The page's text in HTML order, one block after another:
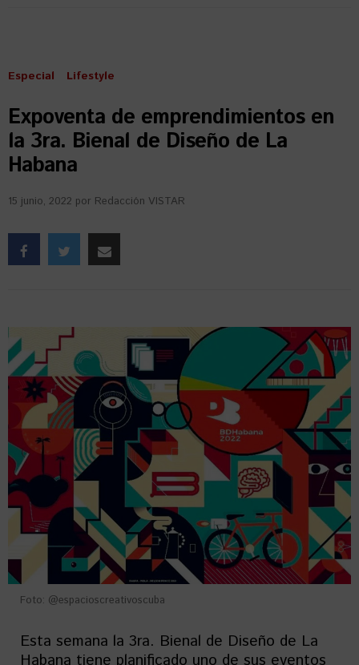
Especial Lifestyle
Expoventa de emprendimientos en
la 3ra. Bienal de Diseño de La
Habana
15 junio, 2022 por Redacción VISTAR
Foto: @espacioscreativoscuba
Esta semana la 3ra. Bienal de Diseño de La